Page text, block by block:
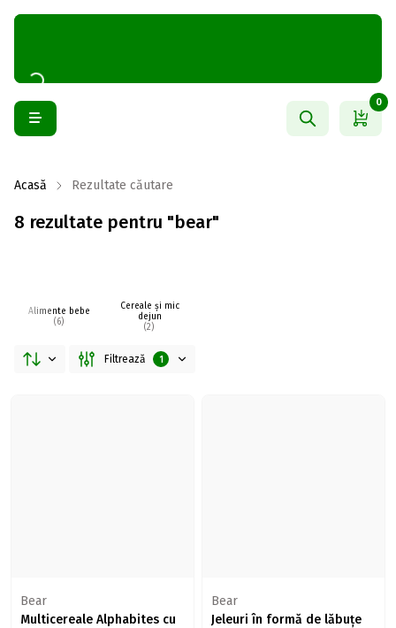
0
Acasă Rezultate căutare
8 rezultate pentru "bear"
Alimente bebe
(6)
Cereale și mic
dejun
(2)
Filtrează 1
Bear
Multicereale Alphabites cu
Bear
Jeleuri în formă de lăbuțe